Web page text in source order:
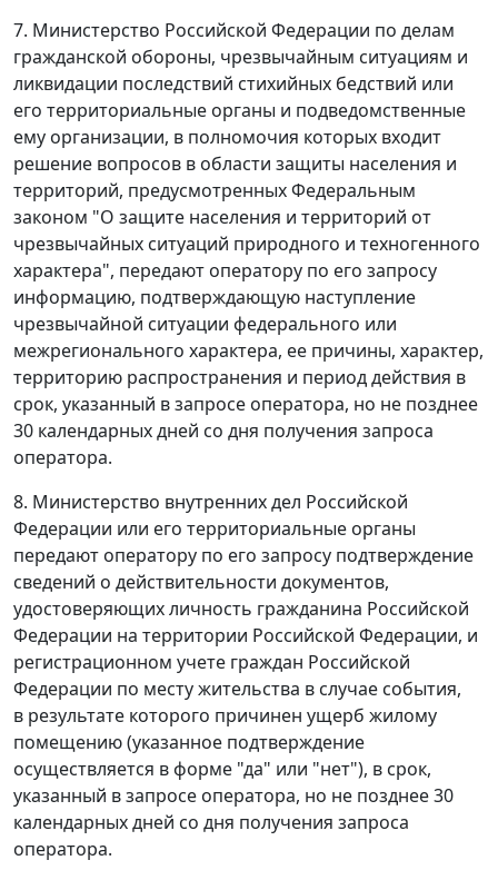
7. Министерство Российской Федерации по делам
гражданской обороны, чрезвычайным ситуациям и
ликвидации последствий стихийных бедствий или
его территориальные органы и подведомственные
ему организации, в полномочия которых входит
решение вопросов в области защиты населения и
территорий, предусмотренных Федеральным
законом "О защите населения и территорий от
чрезвычайных ситуаций природного и техногенного
характера", передают оператору по его запросу
информацию, подтверждающую наступление
чрезвычайной ситуации федерального или
межрегионального характера, ее причины, характер,
территорию распространения и период действия в
срок, указанный в запросе оператора, но не позднее
30 календарных дней со дня получения запроса
оператора.
8. Министерство внутренних дел Российской
Федерации или его территориальные органы
передают оператору по его запросу подтверждение
сведений о действительности документов,
удостоверяющих личность гражданина Российской
Федерации на территории Российской Федерации, и
регистрационном учете граждан Российской
Федерации по месту жительства в случае события,
в результате которого причинен ущерб жилому
помещению (указанное подтверждение
осуществляется в форме "да" или "нет"), в срок,
указанный в запросе оператора, но не позднее 30
календарных дней со дня получения запроса
оператора.